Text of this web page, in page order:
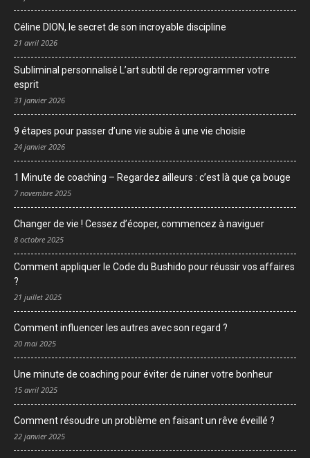
Céline DION, le secret de son incroyable discipline
21 avril 2026
Subliminal personnalisé L’art subtil de reprogrammer votre
esprit
31 janvier 2026
9 étapes pour passer d’une vie subie à une vie choisie
24 janvier 2026
1 Minute de coaching – Regardez ailleurs : c’est là que ça bouge
7 novembre 2025
Changer de vie ! Cessez d’écoper, commencez à naviguer
8 octobre 2025
Comment appliquer le Code du Bushido pour réussir vos affaires
?
21 juillet 2025
Comment influencer les autres avec son regard ?
20 mai 2025
Une minute de coaching pour éviter de ruiner votre bonheur
15 avril 2025
Comment résoudre un problème en faisant un rêve éveillé ?
22 janvier 2025